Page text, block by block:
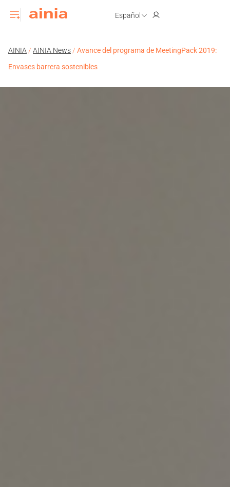
Español
AINIA / AINIA News / Avance del programa de MeetingPack 2019:
Envases barrera sostenibles